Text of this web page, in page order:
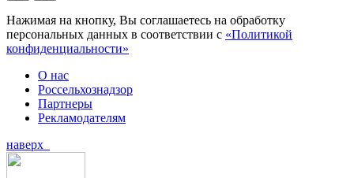
Нажимая на кнопку, Вы соглашаетесь на обработку
персональных данных в соответствии с «Политикой
конфиденциальности»
О нас
Россельхознадзор
Партнеры
Рекламодателям
наверх